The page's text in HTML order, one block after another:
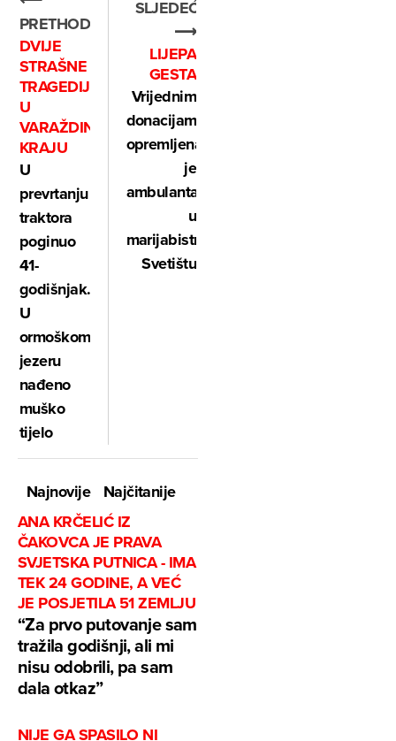
PRETHODNO
DVIJE
STRAŠNE
TRAGEDIJE
U
VARAŽDINSKOM
KRAJU
U
prevrtanju
traktora
poginuo
41-
godišnjak.
U
ormoškom
jezeru
nađeno
muško
tijelo
SLJEDEĆE
⟶
LIJEPA
GESTA
Vrijednim
donacijama
opremljena
je
ambulanta
u
marijabistričkom
Svetištu
Najnovije
Najčitanije
ANA KRČELIĆ IZ
ČAKOVCA JE PRAVA
SVJETSKA PUTNICA - IMA
TEK 24 GODINE, A VEĆ
JE POSJETILA 51 ZEMLJU
“Za prvo putovanje sam
tražila godišnji, ali mi
nisu odobrili, pa sam
dala otkaz”
NIJE GA SPASILO NI